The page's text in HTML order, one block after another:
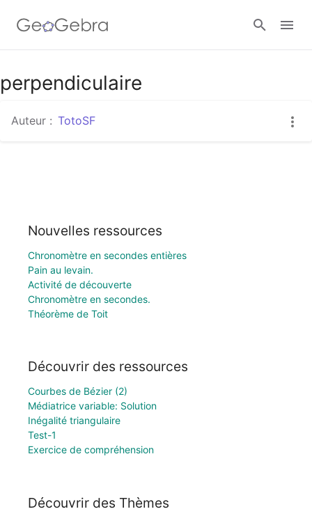
Se connecter
perpendiculaire
Auteur : TotoSF
Nouvelles ressources
Chronomètre en secondes entières
Pain au levain.
Activité de découverte
Chronomètre en secondes.
Théorème de Toit
Découvrir des ressources
Courbes de Bézier (2)
Médiatrice variable: Solution
Inégalité triangulaire
Test-1
Exercice de compréhension
Découvrir des Thèmes